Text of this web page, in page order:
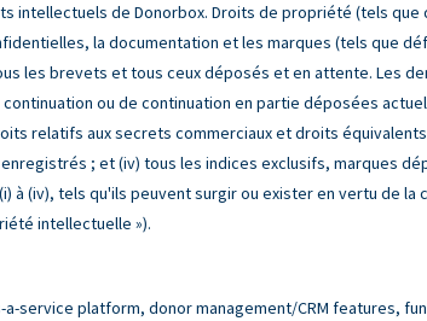
intellectuels de Donorbox. Droits de propriété (tels
la documentation et les marques (tels que
les brevets et tous ceux déposés et en attente. Les
ou de continuation en partie déposées
relatifs aux secrets commerciaux et droits
; et (iv) tous les indices exclusifs, marques
à (iv), tels qu'ils peuvent surgir ou exister en vertu de
intellectuelle »).
a-service platform, donor management/CRM features,